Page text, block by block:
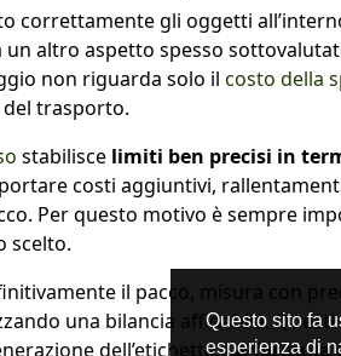
correttamente gli oggetti
altro aspetto spesso
non riguarda solo il costo della
del trasporto.
stabilisce limiti ben precisi in
costi aggiuntivi,
Per questo motivo è sempre
scelto.
il pacco, misura con
una bilancia affidabile.
dell’etichetta.La formula